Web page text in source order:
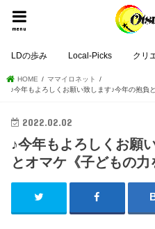
menu
LDの歩み Local-Picks クリ
HOME
ママイロネット
♪今年もよろしくお願い致します♪今年の抱負
2022.02.02
♪今年もよろしくお願
とオマケ《子どもの力